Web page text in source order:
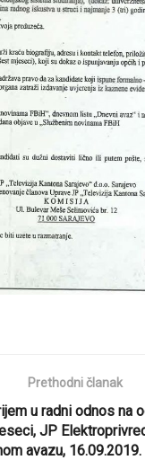
Prethodni članak
u radni odnos na
JP
avazu,